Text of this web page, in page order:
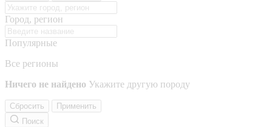
Город, регион
Популярные
Все регионы
Ничего не найдено Укажите другую породу
Сбросить
Применить
Поиск